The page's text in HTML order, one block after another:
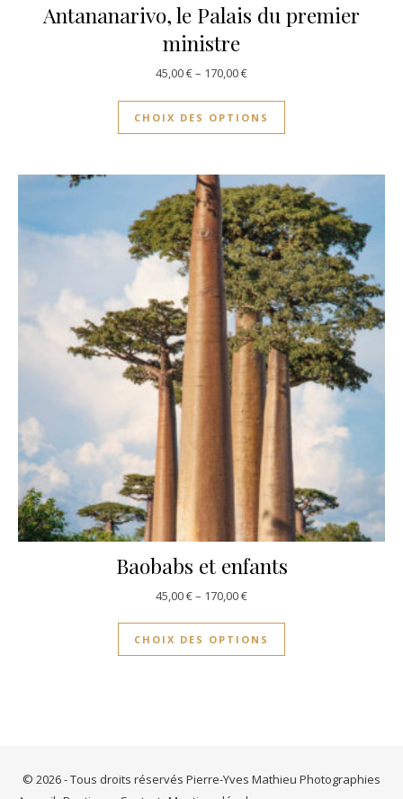
Antananarivo, le Palais du premier
ministre
45,00€– 170,00€
CHOIX DES OPTIONS
Baobabs et enfants
45,00€– 170,00€
CHOIX DES OPTIONS
© 2026 - Tous droits réservés Pierre-Yves Mathieu Photographies